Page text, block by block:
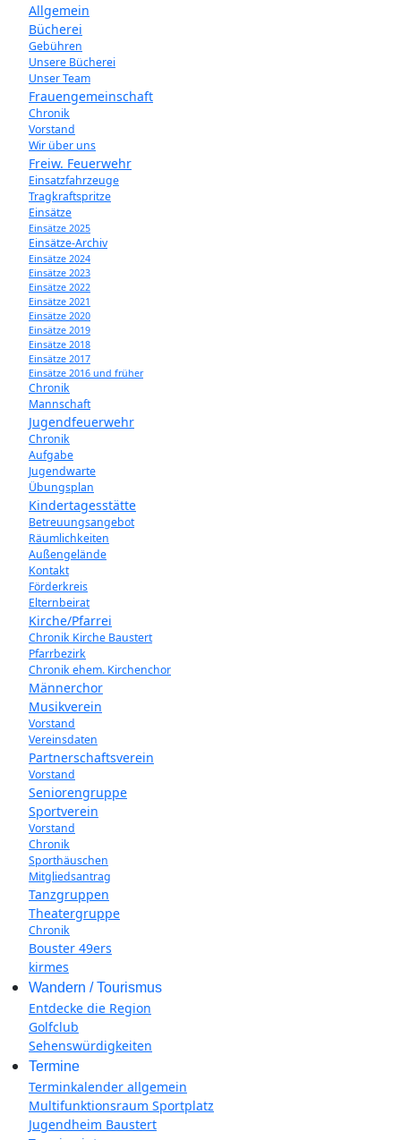
Allgemein
Bücherei
Gebühren
Unsere Bücherei
Unser Team
Frauengemeinschaft
Chronik
Vorstand
Wir über uns
Freiw. Feuerwehr
Einsatzfahrzeuge
Tragkraftspritze
Einsätze
Einsätze 2025
Einsätze-Archiv
Einsätze 2024
Einsätze 2023
Einsätze 2022
Einsätze 2021
Einsätze 2020
Einsätze 2019
Einsätze 2018
Einsätze 2017
Einsätze 2016 und früher
Chronik
Mannschaft
Jugendfeuerwehr
Chronik
Aufgabe
Jugendwarte
Übungsplan
Kindertagesstätte
Betreuungsangebot
Räumlichkeiten
Außengelände
Kontakt
Förderkreis
Elternbeirat
Kirche/Pfarrei
Chronik Kirche Baustert
Pfarrbezirk
Chronik ehem. Kirchenchor
Männerchor
Musikverein
Vorstand
Vereinsdaten
Partnerschaftsverein
Vorstand
Seniorengruppe
Sportverein
Vorstand
Chronik
Sporthäuschen
Mitgliedsantrag
Tanzgruppen
Theatergruppe
Chronik
Bouster 49ers
kirmes
Wandern / Tourismus
Entdecke die Region
Golfclub
Sehenswürdigkeiten
Termine
Terminkalender allgemein
Multifunktionsraum Sportplatz
Jugendheim Baustert